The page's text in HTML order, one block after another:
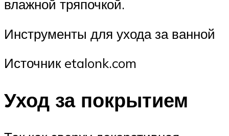
влажной тряпочкой.
Инструменты для ухода за ванной
Источник etalonk.com
Уход за покрытием